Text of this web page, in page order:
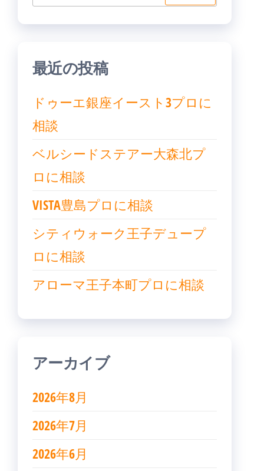
ン
索:
最近の投稿
ドゥーエ銀座イースト3プロに
相談
ベルシードステアー大森北プ
ロに相談
VISTA豊島プロに相談
シティウォーク王子デュープ
ロに相談
アローマ王子本町プロに相談
アーカイブ
2026年8月
2026年7月
2026年6月